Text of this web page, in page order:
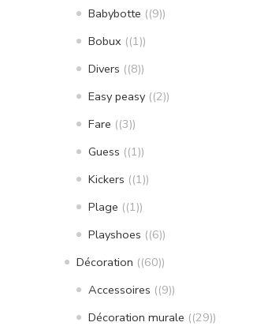
Babybotte (9)
Bobux (1)
Divers (8)
Easy peasy (2)
Fare (3)
Guess (1)
Kickers (1)
Plage (1)
Playshoes (6)
Décoration (60)
Accessoires (9)
Décoration murale (29)